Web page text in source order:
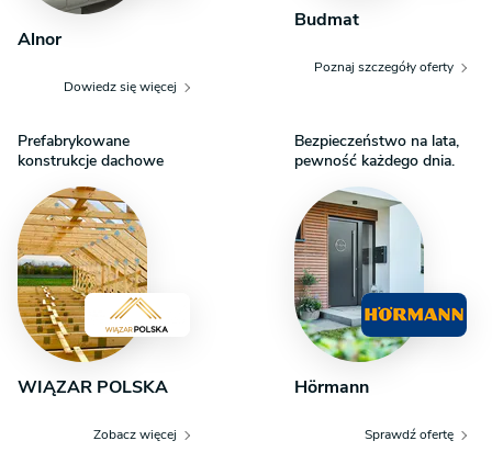
Alnor
Dowiedz się więcej
Budmat
Poznaj szczegóły oferty
Prefabrykowane
konstrukcje dachowe
WIĄZAR POLSKA
Zobacz więcej
Bezpieczeństwo na lata,
pewność każdego dnia.
Hörmann
Sprawdź ofertę